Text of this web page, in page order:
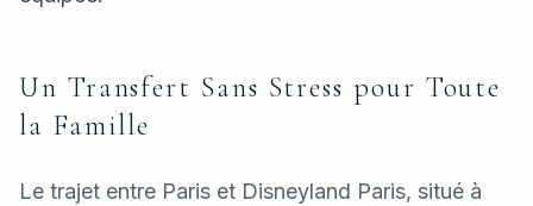
Un Transfert Sans Stress pour Toute
la Famille
Le trajet entre Paris et Disneyland Paris, situé à